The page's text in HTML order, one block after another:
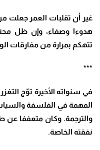
غير أن تقلبات العمر جعلت
هدوءا وصفاء، وإن ظل
تتهكم بمرارة من مفارقات
***
في سنواته الأخيرة توّج
المهمة في الفلسفة
والترجمة. وكان متعففا عن
نفقته الخاصة.